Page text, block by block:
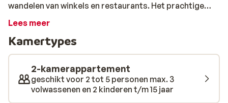
wandelen van winkels en restaurants. Het prachtige
strand van Playa de Muro ligt een stukje verderop, maar
het hotel naartoe. In de groene tuin met palmbomen ligt
een mooi zwembad met daar omheen een terras met
ligbedden. Voor een smakelijke snack of lekker drankje
ga je naar de poolbar en iedere ochtend staat er een
buffet op je te wachten in het restaurant. Ben je graag
Lees meer
Kamertypes
2-kamerappartement
geschikt voor 2 tot 5 personen max. 3
volwassenen en 2 kinderen t/m 15 jaar